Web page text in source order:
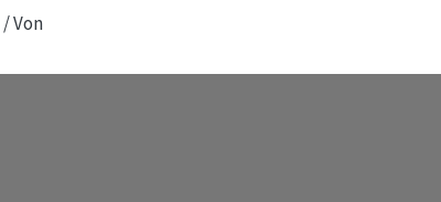
/ Von